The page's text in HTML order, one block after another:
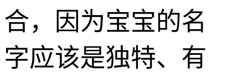
合，因为宝宝的名
字应该是独特、有